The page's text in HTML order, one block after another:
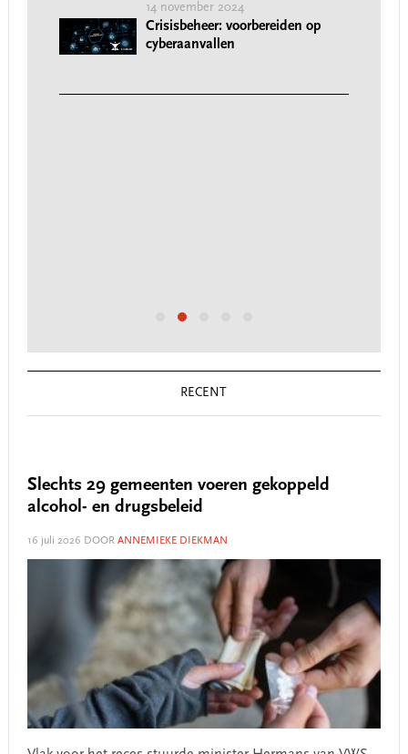
14 november 2024
Crisisbeheer: voorbereiden op
cyberaanvallen
RECENT
Slechts 29 gemeenten voeren gekoppeld
alcohol- en drugsbeleid
16 juli 2026 DOOR ANNEMIEKE DIEKMAN